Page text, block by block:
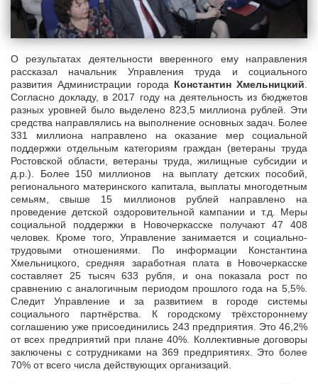
О результатах деятельности вверенного ему направления
рассказал начальник Управления труда и социального
развития Администрации города Константин Хмельницкий.
Согласно докладу, в 2017 году на деятельность из бюджетов
разных уровней было выделено 823,5 миллиона рублей. Эти
средства направлялись на выполнение основных задач. Более
331 миллиона направлено на оказание мер социальной
поддержки отдельным категориям граждан (ветераны труда
Ростовской области, ветераны труда, жилищные субсидии и
д.р.). Более 150 миллионов на выплату детских пособий,
регионального материнского капитала, выплаты многодетным
семьям, свыше 15 миллионов рублей направлено на
проведение детской оздоровительной кампании и т.д. Меры
социальной поддержки в Новочеркасске получают 47 408
человек. Кроме того, Управление занимается и социально-
трудовыми отношениями. По информации Константина
Хмельницкого, средняя заработная плата в Новочеркасске
составляет 25 тысяч 633 рубля, и она показала рост по
сравнению с аналогичным периодом прошлого года на 5,5%.
Следит Управление и за развитием в городе системы
социального партнёрства. К городскому трёхстороннему
соглашению уже присоединились 243 предприятия. Это 46,2%
от всех предприятий при плане 40%. Коллективные договоры
заключены с сотрудниками на 369 предприятиях. Это более
70% от всего числа действующих организаций.